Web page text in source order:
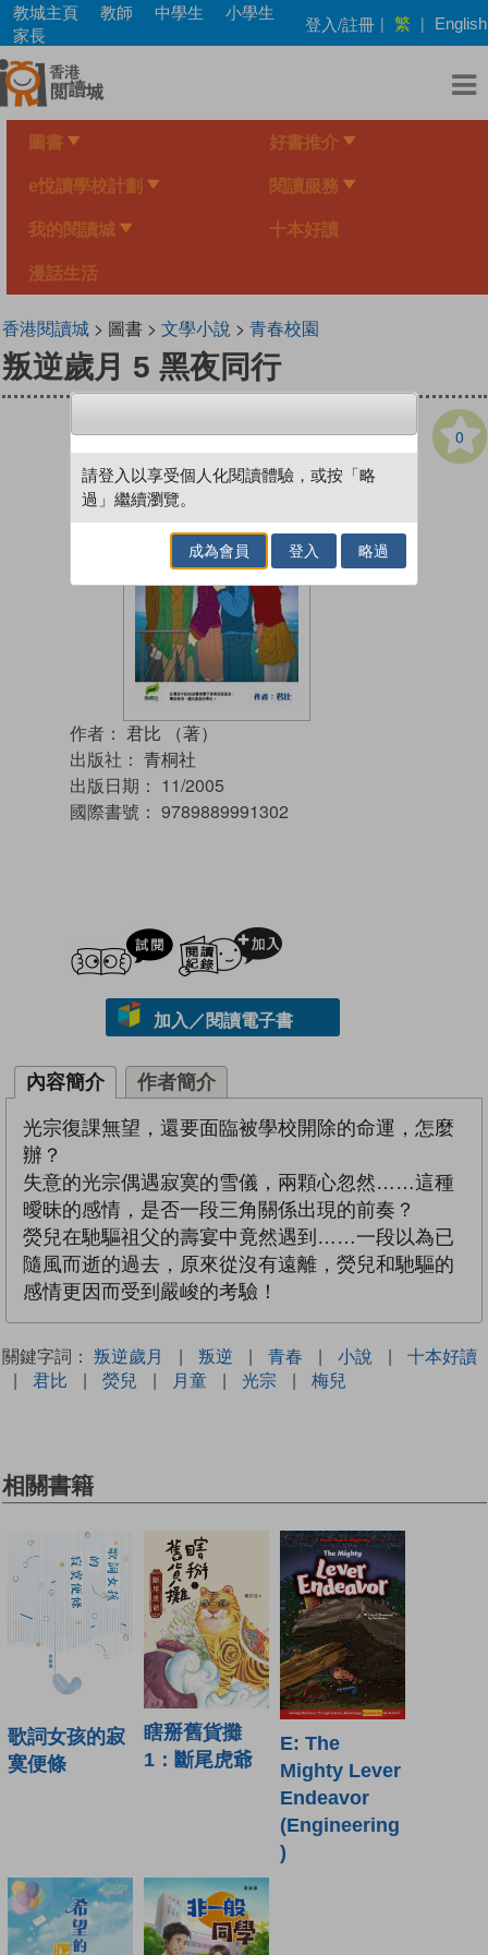
Skip
main
content
教城主頁 教師 中學生
小學生
家長
登入/註冊 | 繁 | English
圖書 好書推介
e悅讀學校計劃 閱讀服務
我的閱讀城 十本好讀
漫話生活
香港閱讀城> 圖書 > 文學小說 > 青春校園
叛逆歲月 5 黑夜同行
0
作者： 君比 （著）
出版社： 青桐社
出版日期： 11/2005
國際書號： 9789889991302
試閲
加入／閱讀電子書
內容簡介 作者簡介
光宗復課無望，還要面臨被學校開除的命運，怎麼
辦？
失意的光宗偶遇寂寞的雪儀，兩顆心忽然……這種
曖昧的感情，是否一段三角關係出現的前奏？
熒兒在馳驅祖父的壽宴中竟然遇到……一段以為已
隨風而逝的過去，原來從沒有遠離，熒兒和馳驅的
感情更因而受到嚴峻的考驗！
關鍵字詞： 叛逆歲月 | 叛逆 | 青春 | 小說 |
十本好讀
|
君比 | 熒兒 | 月童 | 光宗 | 梅兒
相關書籍
歌詞女孩的寂
寞便條
瞎掰舊貨攤
1：斷尾虎爺
E: The
Mighty Lever
Endeavor
(Engineering
)
請登入以享受個人化閱讀體驗，或按「略
過」繼續瀏覽。
成為會員 登入 略過